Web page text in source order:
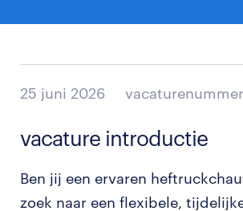
25 juni 2026
vacature introductie
Ben jij een ervaren
zoek naar een flexibele,